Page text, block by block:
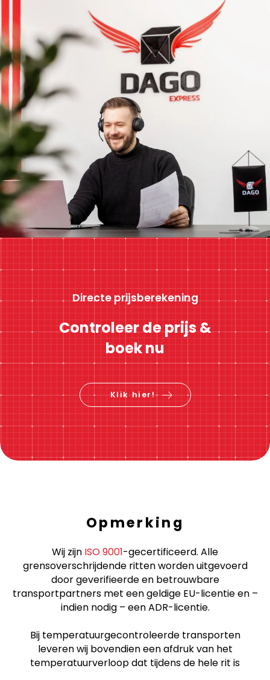
Directe prijsberekening
Controleer de prijs &
boek nu
Klik hier!
Opmerking
Wij zijn ISO 9001-gecertificeerd. Alle
grensoverschrijdende ritten worden uitgevoerd
door geverifieerde en betrouwbare
transportpartners met een geldige EU-licentie en –
indien nodig – een ADR-licentie.
Bij temperatuurgecontroleerde transporten
leveren wij bovendien een afdruk van het
temperatuurverloop dat tijdens de hele rit is